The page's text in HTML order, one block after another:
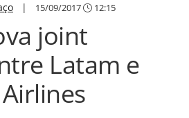
| 15/09/2017 12:15
joint
Latam e